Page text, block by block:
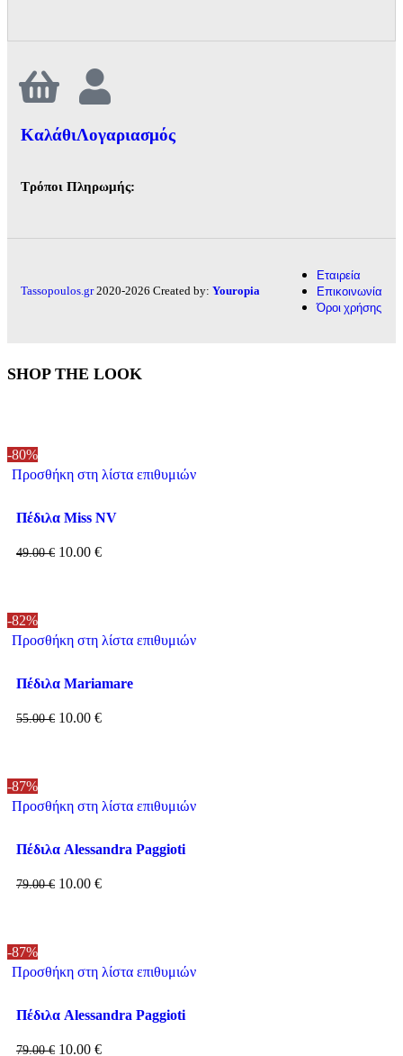
ΚαλάθιΛογαριασμός
Τρόποι Πληρωμής:
Tassopoulos.gr2020-2026 Created by: Youropia
Εταιρεία
Επικοινωνία
Όροι χρήσης
SHOP THE LOOK
-80%
Προσθήκη στη λίστα επιθυμιών
Πέδιλα Miss NV
49.00€ 10.00 €
-82%
Προσθήκη στη λίστα επιθυμιών
Πέδιλα Mariamare
55.00€ 10.00 €
-87%
Προσθήκη στη λίστα επιθυμιών
Πέδιλα Alessandra Paggioti
79.00€ 10.00 €
-87%
Προσθήκη στη λίστα επιθυμιών
Πέδιλα Alessandra Paggioti
79.00€ 10.00 €